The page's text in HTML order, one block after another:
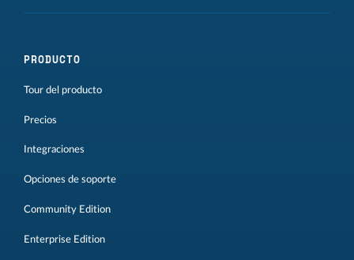
PRODUCTO
Tour del producto
Precios
Integraciones
Opciones de soporte
Community Edition
Enterprise Edition